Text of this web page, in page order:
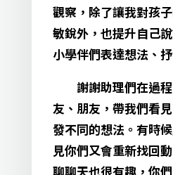
觀察，除了讓我對孩
敏銳外，也提升自己
小學伴們表達想法、
謝謝助理們在過程
友、朋友，帶我們看
發不同的想法。有時
見你們又會重新找回
聊聊天也很有趣，你